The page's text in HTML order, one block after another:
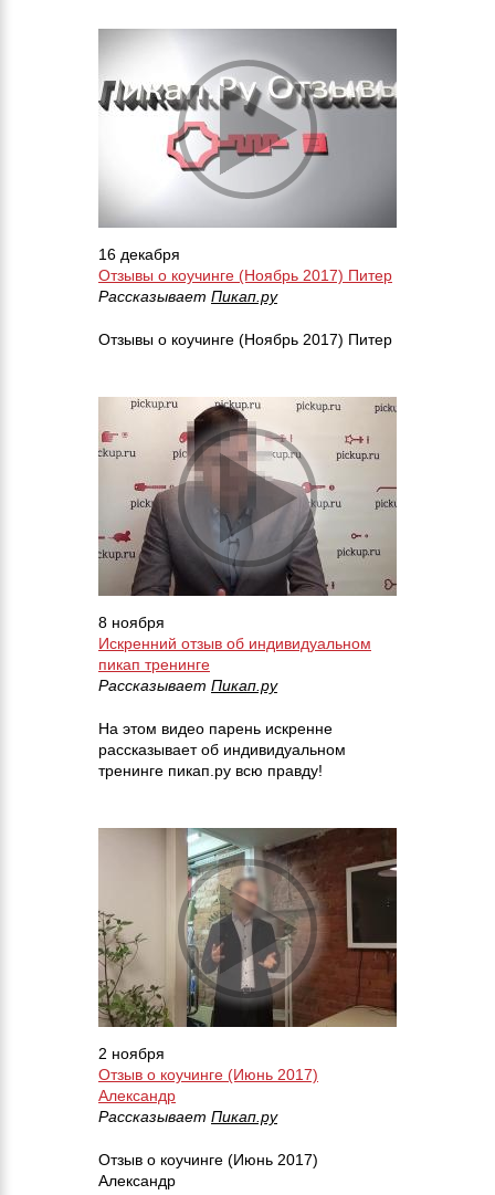
16 декабря
Отзывы о коучинге (Ноябрь 2017) Питер
Рассказывает Пикап.ру
Отзывы о коучинге (Ноябрь 2017) Питер
8 ноября
Искренний отзыв об индивидуальном
пикап тренинге
Рассказывает Пикап.ру
На этом видео парень искренне
рассказывает об индивидуальном
тренинге пикап.ру всю правду!
2 ноября
Отзыв о коучинге (Июнь 2017)
Александр
Рассказывает Пикап.ру
Отзыв о коучинге (Июнь 2017)
Александр